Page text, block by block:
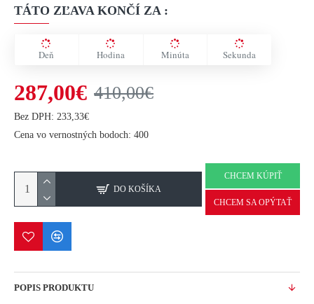
TÁTO ZĽAVA KONČÍ ZA :
Deň Hodina Minúta Sekunda
287,00€ 410,00€
Bez DPH: 233,33€
Cena vo vernostných bodoch: 400
DO KOŠÍKA
CHCEM KÚPIŤ
CHCEM SA OPÝTAŤ
POPIS PRODUKTU